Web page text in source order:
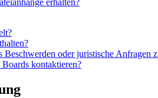
erhalten?
oder juristische Anfragen
kontaktieren?